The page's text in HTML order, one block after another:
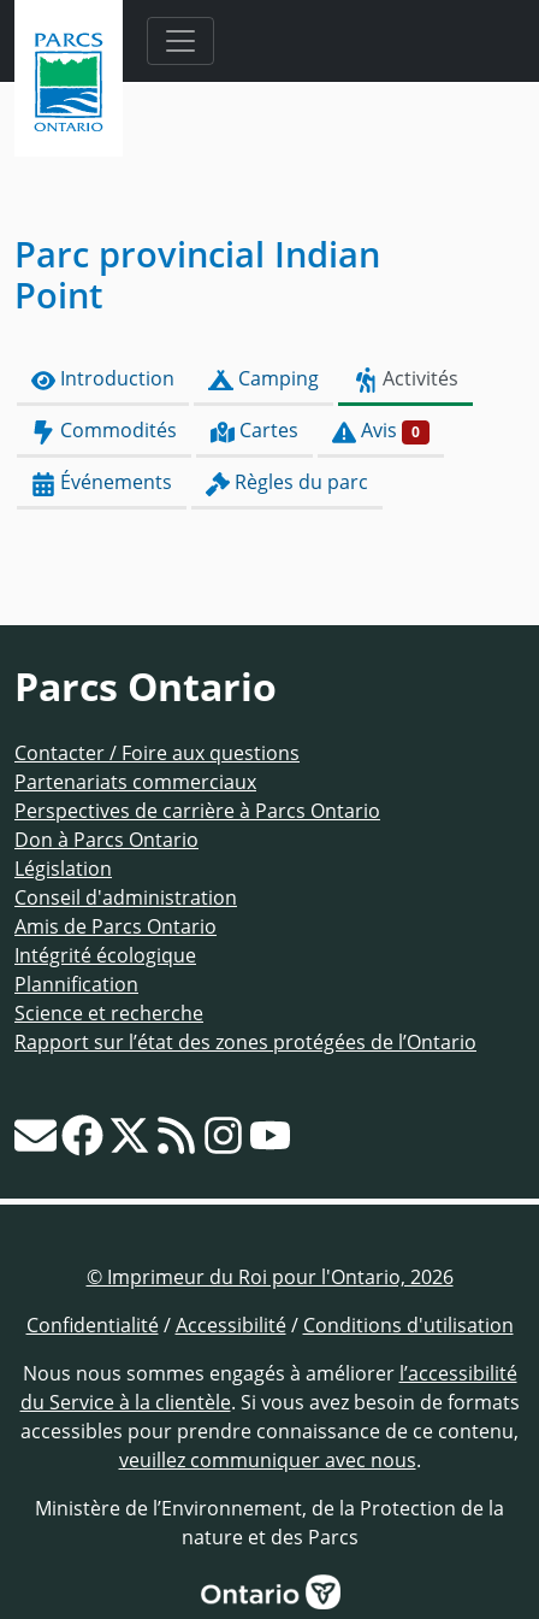
Skip to main content
Parc provincial Indian
Point
Introduction Camping
Activités
Commodités
Cartes Avis 0
Événements Règles du parc
Parcs Ontario
Contacter / Foire aux questions
Partenariats commerciaux
Perspectives de carrière à Parcs Ontario
Don à Parcs Ontario
Législation
Conseil d'administration
Amis de Parcs Ontario
Intégrité écologique
Plannification
Science et recherche
Rapport sur l’état des zones protégées de l’Ontario
© Imprimeur du Roi pour l'Ontario, 2026
Confidentialité/Accessibilité/ Conditions d'utilisation
Nous nous sommes engagés à améliorer l’accessibilité
du Service à la clientèle. Si vous avez besoin de formats
accessibles pour prendre connaissance de ce contenu,
veuillez communiquer avec nous.
Ministère de l’Environnement, de la Protection de la
nature et des Parcs